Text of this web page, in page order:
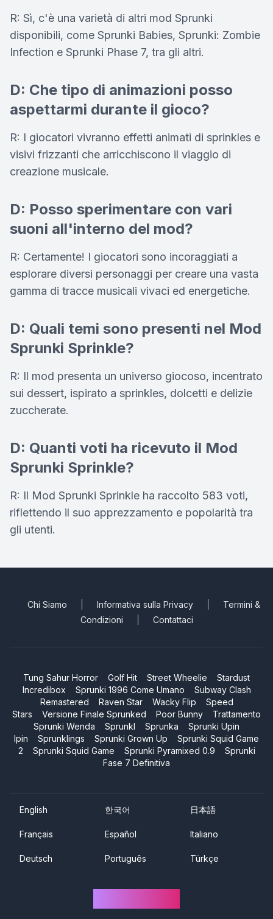
R: Sì, c'è una varietà di altri mod Sprunki
disponibili, come Sprunki Babies, Sprunki: Zombie
Infection e Sprunki Phase 7, tra gli altri.
D: Che tipo di animazioni posso
aspettarmi durante il gioco?
R: I giocatori vivranno effetti animati di sprinkles e
visivi frizzanti che arricchiscono il viaggio di
creazione musicale.
D: Posso sperimentare con vari
suoni all'interno del mod?
R: Certamente! I giocatori sono incoraggiati a
esplorare diversi personaggi per creare una vasta
gamma di tracce musicali vivaci ed energetiche.
D: Quali temi sono presenti nel Mod
Sprunki Sprinkle?
R: Il mod presenta un universo giocoso, incentrato
sui dessert, ispirato a sprinkles, dolcetti e delizie
zuccherate.
D: Quanti voti ha ricevuto il Mod
Sprunki Sprinkle?
R: Il Mod Sprunki Sprinkle ha raccolto 583 voti,
riflettendo il suo apprezzamento e popolarità tra
gli utenti.
Chi Siamo Informativa sulla Privacy
Termini &
Condizioni
Contattaci
Tung Sahur Horror Golf Hit Street Wheelie
Stardust
Incredibox
Sprunki 1996 Come Umano
Subway Clash
Remastered
Raven Star Wacky Flip
Speed
Stars
Versione Finale Sprunked Poor Bunny
Trattamento
Sprunki Wenda
Sprunkl Sprunka
Sprunki Upin
Ipin
Sprunklings Sprunki Grown Up
Sprunki Squid Game
2
Sprunki Squid Game Sprunki Pyramixed 0.9
Sprunki
Fase 7 Definitiva
English 한국어 日本語
Français Español Italiano
Deutsch Português Türkçe